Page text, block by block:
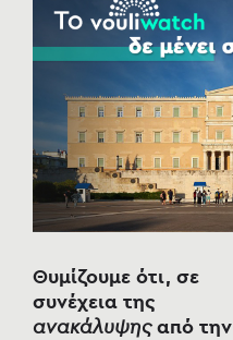
Θυμίζουμε ότι, σε
συνέχεια της
ανακάλυψηςαπό την